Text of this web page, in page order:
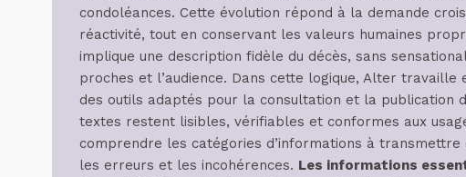
condoléances. Cette évolution répond à la demande
réactivité, tout en conservant les valeurs humaines
implique une description fidèle du décès, sans
proches et l’audience. Dans cette logique, Alter
des outils adaptés pour la consultation et la publication
textes restent lisibles, vérifiables et conformes aux
comprendre les catégories d’informations à
les erreurs et les incohérences. Les informations